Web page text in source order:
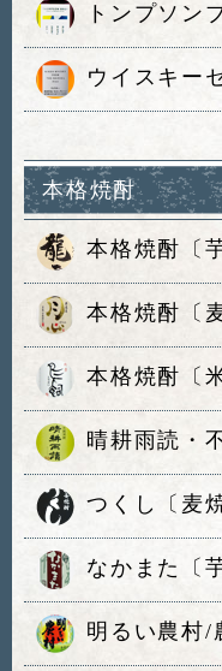
トンプソン
ウイスキー
本格焼酎
本格焼酎〔
本格焼酎〔
本格焼酎〔
晴耕雨読・
つくし〔麦
なかまた〔
明るい農村/